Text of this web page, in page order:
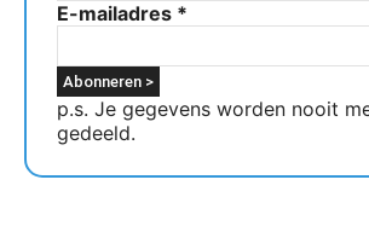
E-mailadres *
p.s. Je gegevens worden nooit
gedeeld.